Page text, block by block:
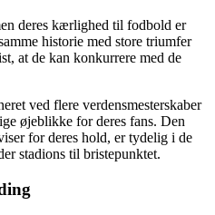
deres kærlighed til fodbold er
historie med store triumfer
at de kan konkurrere med de
ved flere verdensmesterskaber
øjeblikke for deres fans. Den
for deres hold, er tydelig i de
stadions til bristepunktet.